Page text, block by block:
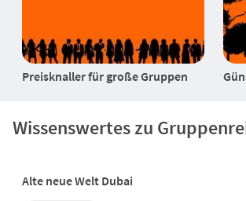
Preisknaller für große Gruppen
Wissenswertes zu
Alte neue Welt Dubai